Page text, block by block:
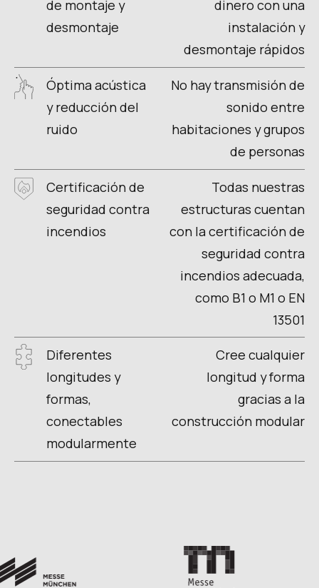
de montaje y
desmontaje
dinero con una
instalación y
desmontaje rápidos
Óptima acústica
y reducción del
ruido
No hay transmisión de
sonido entre
habitaciones y grupos
de personas
Certificación de
seguridad contra
incendios
Todas nuestras
estructuras cuentan
con la certificación de
seguridad contra
incendios adecuada,
como B1 o M1 o EN
13501
Diferentes
longitudes y
formas,
conectables
modularmente
Cree cualquier
longitud y forma
gracias a la
construcción modular